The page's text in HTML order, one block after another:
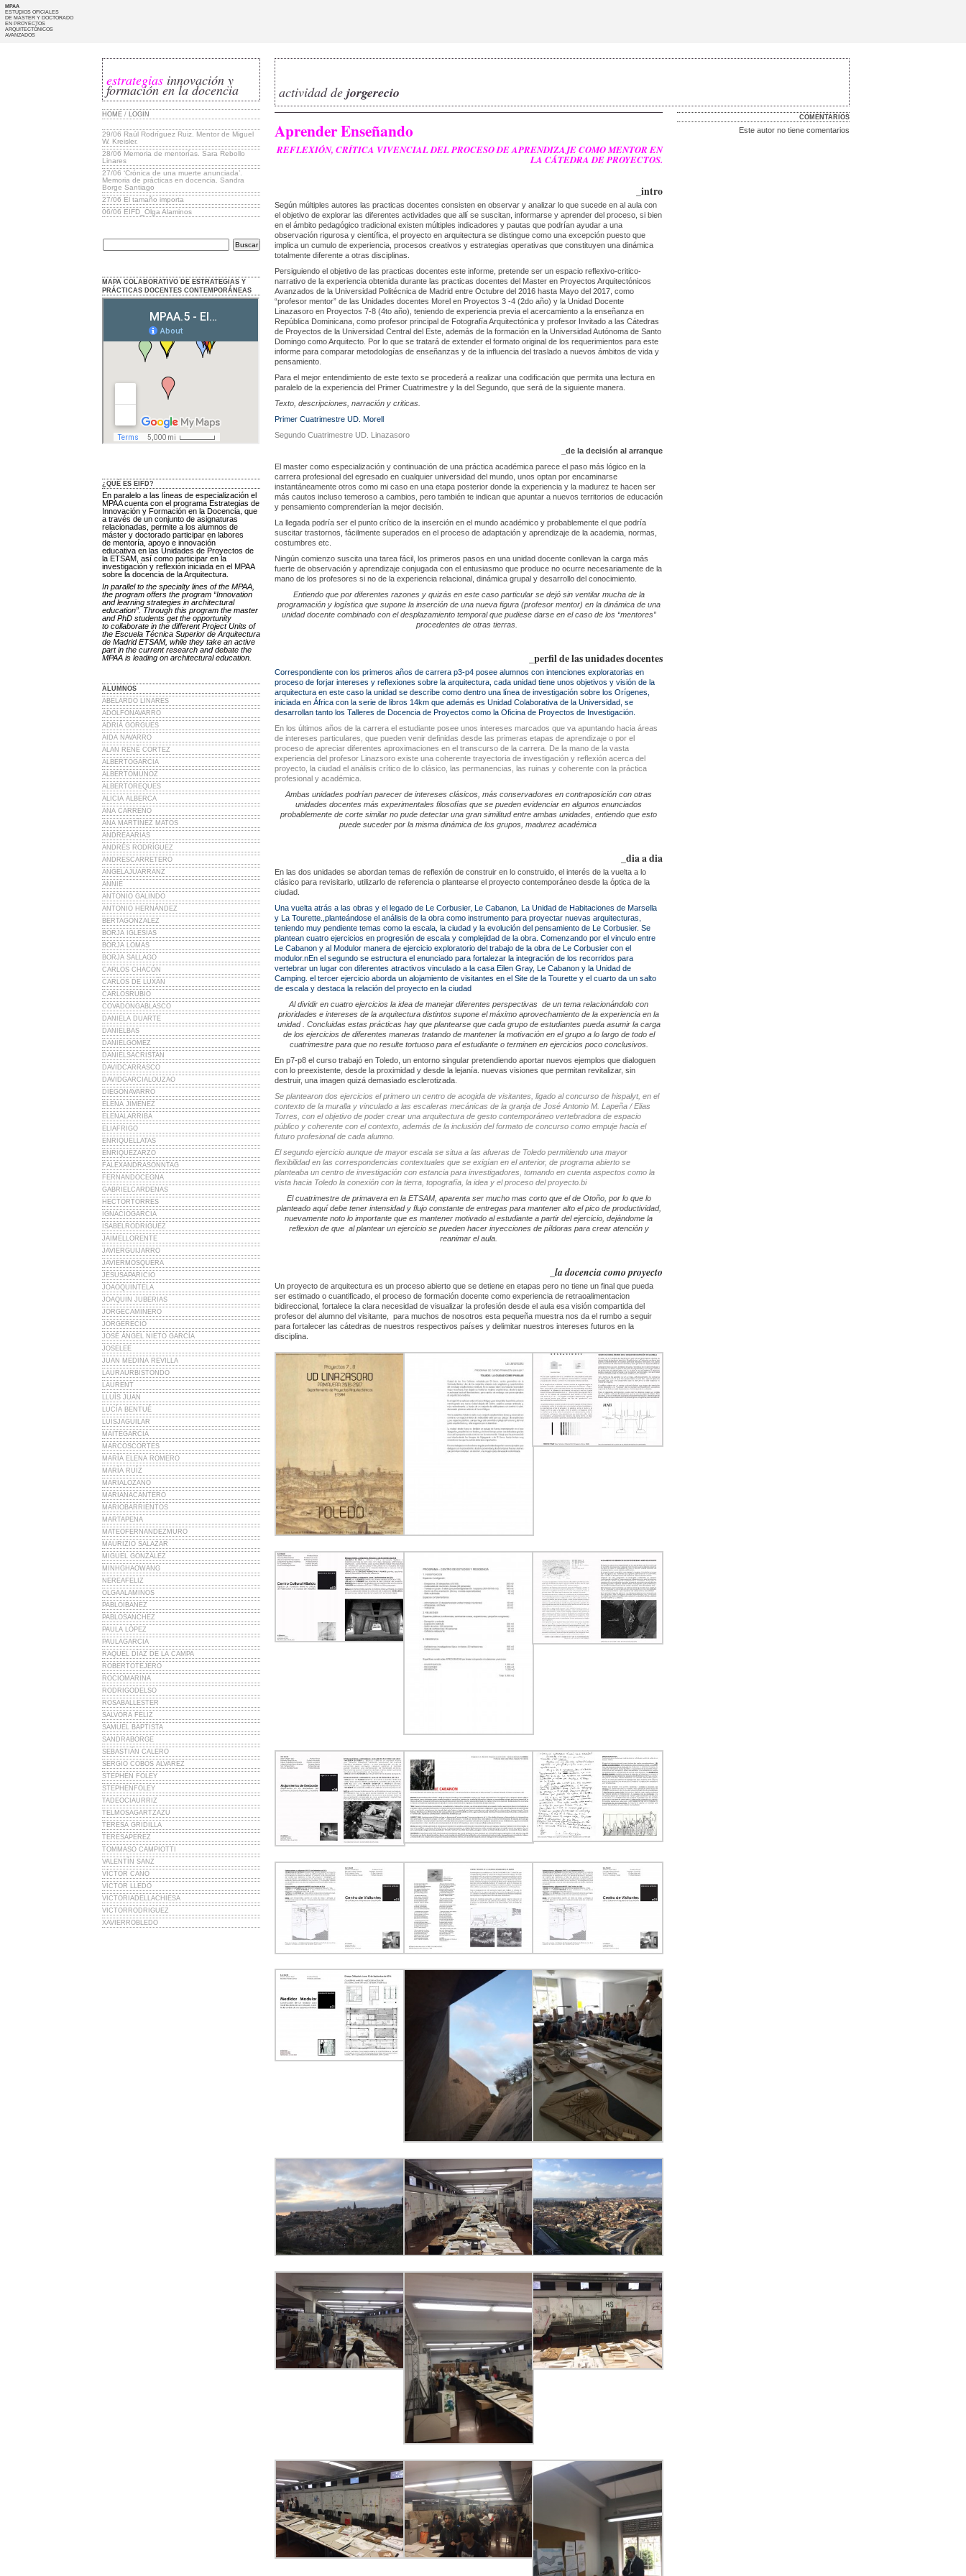
MPAA
ESTUDIOS OFICIALES
DE MÁSTER Y DOCTORADO
EN PROYECTOS
ARQUITECTÓNICOS
AVANZADOS
estrategias innovación y
formación en la docencia
HOME / LOGIN
29/06 Raúl Rodríguez Ruiz. Mentor de Miguel
W. Kreisler.
28/06 Memoria de mentorías. Sara Rebollo
Linares
27/06 ‘Crónica de una muerte anunciada’.
Memoria de prácticas en docencia. Sandra
Borge Santiago
27/06 El tamaño importa
06/06 EIFD_Olga Alaminos
MAPA COLABORATIVO DE ESTRATEGIAS Y
PRÁCTICAS DOCENTES CONTEMPORÁNEAS
¿QUÉ ES EIFD?
En paralelo a las líneas de especialización el
MPAA cuenta con el programa Estrategias de
Innovación y Formación en la Docencia, que
a través de un conjunto de asignaturas
relacionadas, permite a los alumnos de
máster y doctorado participar en labores
de mentoría, apoyo e innovación
educativa en las Unidades de Proyectos de
la ETSAM, así como participar en la
investigación y reflexión iniciada en el MPAA
sobre la docencia de la Arquitectura.
In parallel to the specialty lines of the MPAA,
the program offers the program “Innovation
and learning strategies in architectural
education”. Through this program the master
and PhD students get the opportunity
to collaborate in the different Project Units of
the Escuela Técnica Superior de Arquitectura
de Madrid ETSAM, while they take an active
part in the current research and debate the
MPAA is leading on architectural education.
ALUMNOS
ABELARDO LINARES
ADOLFONAVARRO
ADRIÁ GORGUES
AIDA NAVARRO
ALAN RENÉ CORTEZ
ALBERTOGARCIA
ALBERTOMUNOZ
ALBERTOREQUES
ALICIA ALBERCA
ANA CARREÑO
ANA MARTÍNEZ MATOS
ANDREAARIAS
ANDRÉS RODRÍGUEZ
ANDRESCARRETERO
ANGELAJUARRANZ
ANNIE
ANTONIO GALINDO
ANTONIO HERNÁNDEZ
BERTAGONZALEZ
BORJA IGLESIAS
BORJA LOMAS
BORJA SALLAGO
CARLOS CHACÓN
CARLOS DE LUXÁN
CARLOSRUBIO
COVADONGABLASCO
DANIELA DUARTE
DANIELBAS
DANIELGOMEZ
DANIELSACRISTAN
DAVIDCARRASCO
DAVIDGARCIALOUZAO
DIEGONAVARRO
ELENA JIMENEZ
ELENALARRIBA
ELIAFRIGO
ENRIQUELLATAS
ENRIQUEZARZO
FALEXANDRASONNTAG
FERNANDOCEGNA
GABRIELCARDENAS
HECTORTORRES
IGNACIOGARCIA
ISABELRODRIGUEZ
JAIMELLORENTE
JAVIERGUIJARRO
JAVIERMOSQUERA
JESUSAPARICIO
JOAOQUINTELA
JOAQUIN JUBERIAS
JORGECAMINERO
JORGERECIO
JOSÉ ÁNGEL NIETO GARCÍA
JOSELEE
JUAN MEDINA REVILLA
LAURAURBISTONDO
LAURENT
LLUÍS JUAN
LUCÍA BENTUÉ
LUISJAGUILAR
MAITEGARCIA
MARCOSCORTES
MARÍA ELENA ROMERO
MARÍA RUÍZ
MARIALOZANO
MARIANACANTERO
MARIOBARRIENTOS
MARTAPENA
MATEOFERNANDEZMURO
MAURIZIO SALAZAR
MIGUEL GONZÁLEZ
MINHGHAOWANG
NEREAFELIZ
OLGAALAMINOS
PABLOIBANEZ
PABLOSANCHEZ
PAULA LÓPEZ
PAULAGARCIA
RAQUEL DÍAZ DE LA CAMPA
ROBERTOTEJERO
ROCIOMARINA
RODRIGODELSO
ROSABALLESTER
SALVORA FELIZ
SAMUEL BAPTISTA
SANDRABORGE
SEBASTIÁN CALERO
SERGIO COBOS ALVAREZ
STEPHEN FOLEY
STEPHENFOLEY
TADEOCIAURRIZ
TELMOSAGARTZAZU
TERESA GRIDILLA
TERESAPEREZ
TOMMASO CAMPIOTTI
VALENTÍN SANZ
VÍCTOR CANO
VÍCTOR LLEDÓ
VICTORIADELLACHIESA
VICTORRODRIGUEZ
XAVIERROBLEDO
actividad de jorgerecio
Aprender Enseñando
REFLEXIÓN, CRÍTICA VIVENCIAL DEL PROCESO DE APRENDIZAJE COMO MENTOR EN
LA CÁTEDRA DE PROYECTOS.
_intro
Según múltiples autores las practicas docentes consisten en observar y analizar lo que sucede en al aula con
el objetivo de explorar las diferentes actividades que allí se suscitan, informarse y aprender del proceso, si bien
en el ámbito pedagógico tradicional existen múltiples indicadores y pautas que podrían ayudar a una
observación rigurosa y científica, el proyecto en arquitectura se distingue como una excepción puesto que
implica un cumulo de experiencia, procesos creativos y estrategias operativas que constituyen una dinámica
totalmente diferente a otras disciplinas.
Persiguiendo el objetivo de las practicas docentes este informe, pretende ser un espacio reflexivo-critico-
narrativo de la experiencia obtenida durante las practicas docentes del Master en Proyectos Arquitectónicos
Avanzados de la Universidad Politécnica de Madrid entre Octubre del 2016 hasta Mayo del 2017, como
“profesor mentor” de las Unidades docentes Morel en Proyectos 3 -4 (2do año) y la Unidad Docente
Linazasoro en Proyectos 7-8 (4to año), teniendo de experiencia previa el acercamiento a la enseñanza en
República Dominicana, como profesor principal de Fotografía Arquitectónica y profesor Invitado a las Cátedras
de Proyectos de la Universidad Central del Este, además de la formación en la Universidad Autónoma de Santo
Domingo como Arquitecto. Por lo que se tratará de extender el formato original de los requerimientos para este
informe para comparar metodologías de enseñanzas y de la influencia del traslado a nuevos ámbitos de vida y
pensamiento.
Para el mejor entendimiento de este texto se procederá a realizar una codificación que permita una lectura en
paralelo de la experiencia del Primer Cuatrimestre y la del Segundo, que será de la siguiente manera.
Texto, descripciones, narración y criticas.
Primer Cuatrimestre UD. Morell
Segundo Cuatrimestre UD. Linazasoro
_de la decisión al arranque
El master como especialización y continuación de una práctica académica parece el paso más lógico en la
carrera profesional del egresado en cualquier universidad del mundo, unos optan por encaminarse
instantáneamente otros como mi caso en una etapa posterior donde la experiencia y la madurez te hacen ser
más cautos incluso temeroso a cambios, pero también te indican que apuntar a nuevos territorios de educación
y pensamiento comprenderían la mejor decisión.
La llegada podría ser el punto crítico de la inserción en el mundo académico y probablemente el que podría
suscitar trastornos, fácilmente superados en el proceso de adaptación y aprendizaje de la academia, normas,
costumbres etc.
Ningún comienzo suscita una tarea fácil, los primeros pasos en una unidad docente conllevan la carga más
fuerte de observación y aprendizaje conjugada con el entusiasmo que produce no ocurre necesariamente de la
mano de los profesores si no de la experiencia relacional, dinámica grupal y desarrollo del conocimiento.
Entiendo que por diferentes razones y quizás en este caso particular se dejó sin ventilar mucha de la
programación y logística que supone la inserción de una nueva figura (profesor mentor) en la dinámica de una
unidad docente combinado con el desplazamiento temporal que pudiese darse en el caso de los “mentores”
procedentes de otras tierras.
_perfil de las unidades docentes
Correspondiente con los primeros años de carrera p3-p4 posee alumnos con intenciones exploratorias en
proceso de forjar intereses y reflexiones sobre la arquitectura, cada unidad tiene unos objetivos y visión de la
arquitectura en este caso la unidad se describe como dentro una línea de investigación sobre los Orígenes,
iniciada en África con la serie de libros 14km que además es Unidad Colaborativa de la Universidad, se
desarrollan tanto los Talleres de Docencia de Proyectos como la Oficina de Proyectos de Investigación.
En los últimos años de la carrera el estudiante posee unos intereses marcados que va apuntando hacia áreas
de intereses particulares, que pueden venir definidas desde las primeras etapas de aprendizaje o por el
proceso de apreciar diferentes aproximaciones en el transcurso de la carrera. De la mano de la vasta
experiencia del profesor Linazsoro existe una coherente trayectoria de investigación y reflexión acerca del
proyecto, la ciudad el análisis crítico de lo clásico, las permanencias, las ruinas y coherente con la práctica
profesional y académica.
Ambas unidades podrían parecer de intereses clásicos, más conservadores en contraposición con otras
unidades docentes más experimentales filosofías que se pueden evidenciar en algunos enunciados
probablemente de corte similar no pude detectar una gran similitud entre ambas unidades, entiendo que esto
puede suceder por la misma dinámica de los grupos, madurez académica
_dia a dia
En las dos unidades se abordan temas de reflexión de construir en lo construido, el interés de la vuelta a lo
clásico para revisitarlo, utilizarlo de referencia o plantearse el proyecto contemporáneo desde la óptica de la
ciudad.
Una vuelta atrás a las obras y el legado de Le Corbusier, Le Cabanon, La Unidad de Habitaciones de Marsella
y La Tourette.,planteándose el análisis de la obra como instrumento para proyectar nuevas arquitecturas,
teniendo muy pendiente temas como la escala, la ciudad y la evolución del pensamiento de Le Corbusier. Se
plantean cuatro ejercicios en progresión de escala y complejidad de la obra. Comenzando por el vinculo entre
Le Cabanon y al Modulor manera de ejercicio exploratorio del trabajo de la obra de Le Corbusier con el
modulor.nEn el segundo se estructura el enunciado para fortalezar la integración de los recorridos para
vertebrar un lugar con diferentes atractivos vinculado a la casa Eilen Gray, Le Cabanon y la Unidad de
Camping. el tercer ejercicio aborda un alojamiento de visitantes en el Site de la Tourette y el cuarto da un salto
de escala y destaca la relación del proyecto en la ciudad
Al dividir en cuatro ejercicios la idea de manejar diferentes perspectivas de un tema relacionándolo con
prioridades e intereses de la arquitectura distintos supone el máximo aprovechamiento de la experiencia en la
unidad . Concluidas estas prácticas hay que plantearse que cada grupo de estudiantes pueda asumir la carga
de los ejercicios de diferentes maneras tratando de mantener la motivación en el grupo a lo largo de todo el
cuatrimestre para que no resulte tortuoso para el estudiante o terminen en ejercicios poco conclusivos.
En p7-p8 el curso trabajó en Toledo, un entorno singular pretendiendo aportar nuevos ejemplos que dialoguen
con lo preexistente, desde la proximidad y desde la lejanía. nuevas visiones que permitan revitalizar, sin
destruir, una imagen quizá demasiado esclerotizada.
Se plantearon dos ejercicios el primero un centro de acogida de visitantes, ligado al concurso de hispalyt, en el
contexto de la muralla y vinculado a las escaleras mecánicas de la granja de José Antonio M. Lapeña / Elias
Torres, con el objetivo de poder crear una arquitectura de gesto contemporáneo vertebradora de espacio
público y coherente con el contexto, además de la inclusión del formato de concurso como empuje hacia el
futuro profesional de cada alumno.
El segundo ejercicio aunque de mayor escala se situa a las afueras de Toledo permitiendo una mayor
flexibilidad en las correspondencias contextuales que se exigían en el anterior, de programa abierto se
planteaba un centro de investigación con estancia para investigadores, tomando en cuenta aspectos como la
vista hacia Toledo la conexión con la tierra, topografía, la idea y el proceso del proyecto.bi
El cuatrimestre de primavera en la ETSAM, aparenta ser mucho mas corto que el de Otoño, por lo que lo
planteado aquí debe tener intensidad y flujo constante de entregas para mantener alto el pico de productividad,
nuevamente noto lo importante que es mantener motivado al estudiante a partir del ejercicio, dejándome la
reflexion de que al plantear un ejercicio se pueden hacer inyecciones de píldoras para crear atención y
reanimar el aula.
la docencia como proyecto
Un proyecto de arquitectura es un proceso abierto que se detiene en etapas pero no tiene un final que pueda
ser estimado o cuantificado, el proceso de formación docente como experiencia de retraoalimentacion
bidireccional, fortalece la clara necesidad de visualizar la profesión desde el aula esa visión compartida del
profesor del alumno del visitante, para muchos de nosotros esta pequeña muestra nos da el rumbo a seguir
para fortalecer las cátedras de nuestros respectivos países y delimitar nuestros intereses futuros en la
disciplina.
COMENTARIOS
Este autor no tiene comentarios